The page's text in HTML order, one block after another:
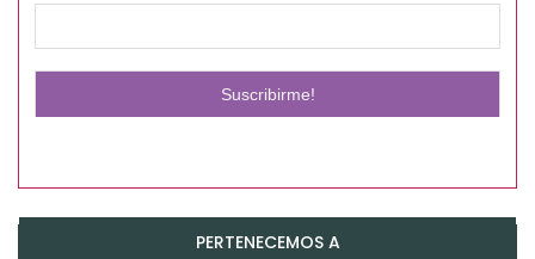
PERTENECEMOS A